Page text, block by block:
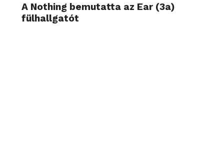
A Nothing bemutatta az Ear (3a)
fülhallgatót